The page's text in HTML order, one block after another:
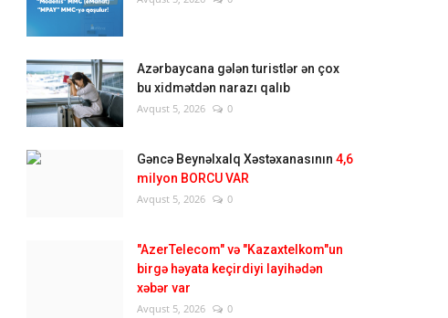
Azərbaycana gələn turistlər ən çox
bu xidmətdən narazı qalıb
Avqust 5, 2026 0
Gəncə Beynəlxalq Xəstəxanasının 4,6
milyon BORCU VAR
Avqust 5, 2026 0
"AzerTelecom" və "Kazaxtelkom"un
birgə həyata keçirdiyi layihədən
xəbər var
Avqust 5, 2026 0